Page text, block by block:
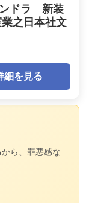
ドラ 新装
之日本社文
細を見る
から、罪悪感な